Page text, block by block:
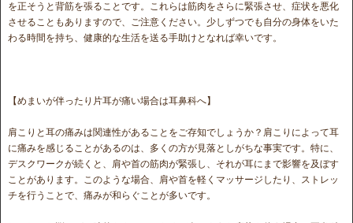
を正そうと背筋を張ることです。これらは筋肉をさらに緊張させ、症状を悪化
させることもありますので、ご注意ください。少しずつでも自分の身体をいた
わる時間を持ち、健康的な生活を送る手助けとなれば幸いです。
【めまいが伴ったり片耳が痛い場合は耳鼻科へ】
肩こりと耳の痛みは関連性があることをご存知でしょうか？肩こりによって耳
に痛みを感じることがあるのは、多くの方が見落としがちな事実です。特に、
デスクワークが続くと、肩や首の筋肉が緊張し、それが耳にまで影響を及ぼす
ことがあります。このような場合、肩や首を軽くマッサージしたり、ストレッ
チを行うことで、痛みが和らぐことが多いです。